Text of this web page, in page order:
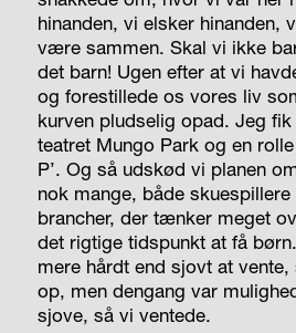
hinanden, vi elsker hinanden,
være sammen. Skal vi ikke
det barn! Ugen efter at vi
og forestillede os vores liv
kurven pludselig opad. Jeg
teatret Mungo Park og en
P’. Og så udskød vi planen
nok mange, både
brancher, der tænker meget
det rigtige tidspunkt at få
mere hårdt end sjovt at
op, men dengang var
sjove, så vi ventede.